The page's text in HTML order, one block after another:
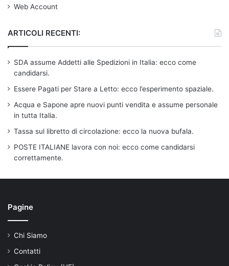
Web Account
ARTICOLI RECENTI:
SDA assume Addetti alle Spedizioni in Italia: ecco come
candidarsi.
Essere Pagati per Stare a Letto: ecco l’esperimento spaziale.
Acqua e Sapone apre nuovi punti vendita e assume personale
in tutta Italia.
Tassa sul libretto di circolazione: ecco la nuova bufala.
POSTE ITALIANE lavora con noi: ecco come candidarsi
correttamente.
Pagine
Chi Siamo
Contatti